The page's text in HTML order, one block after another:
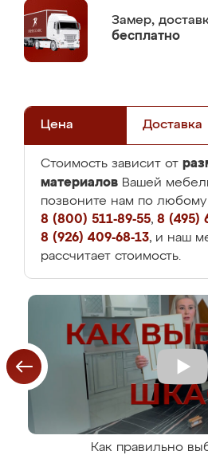
Замер,
бесплатно
Цена Доставка
Стоимость зависит от
материалов Вашей
позвоните нам по
8 (800) 511-89-55, 8 (495)
8 (926) 409-68-13, и наш
рассчитает стоимость.
Как правильно